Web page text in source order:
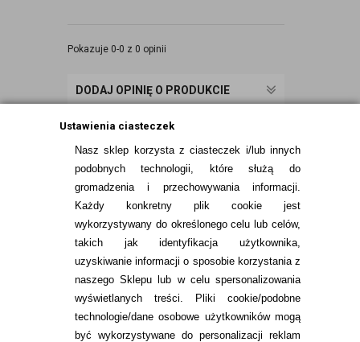
Ustawienia ciasteczek
Nasz sklep korzysta z ciasteczek i/lub innych
podobnych technologii, które służą do
gromadzenia i przechowywania informacji.
Każdy konkretny plik cookie jest
wykorzystywany do określonego celu lub celów,
takich jak identyfikacja użytkownika,
uzyskiwanie informacji o sposobie korzystania z
naszego Sklepu lub w celu spersonalizowania
wyświetlanych treści.
Pliki cookie/podobne
technologie/dane osobowe użytkowników mogą
być wykorzystywane do personalizacji reklam
Pokazuje 0-0 z 0 opinii
DODAJ OPINIĘ O PRODUKCIE
INFORMACJE KONTAKTOWE
JAK ZAMAWIAĆ?